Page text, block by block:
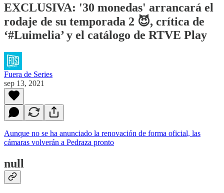
EXCLUSIVA: '30 monedas' arrancará el
rodaje de su temporada 2 😈, crítica de
‘#Luimelia’ y el catálogo de RTVE Play
Fuera de Series
sep 13, 2021
Aunque no se ha anunciado la renovación de forma oficial, las
cámaras volverán a Pedraza pronto
null